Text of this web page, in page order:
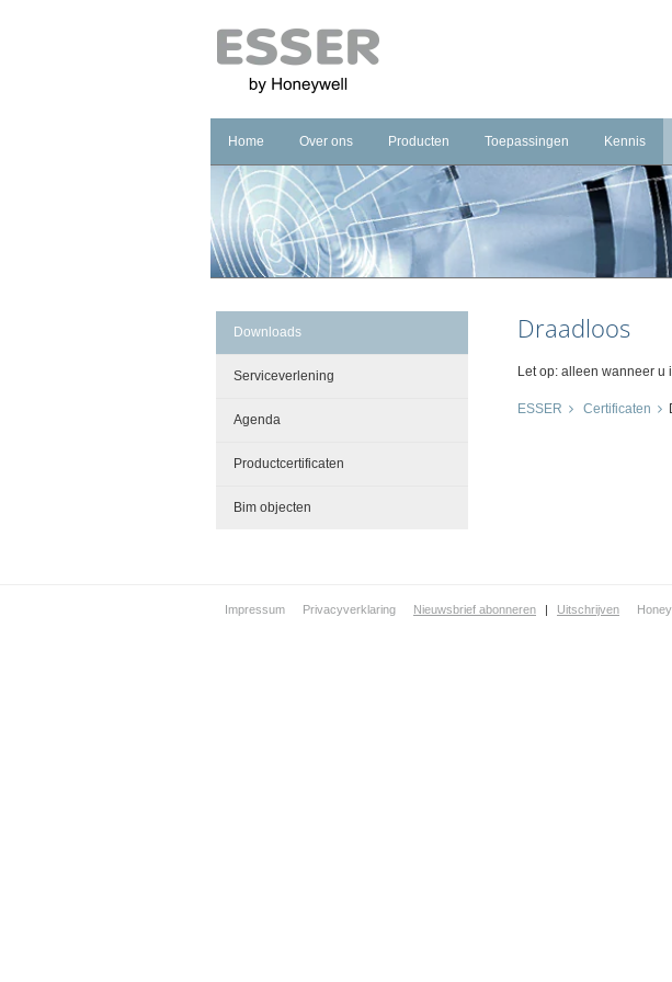
Home Over ons
Bedrijf
Merk
Kwaliteit
Producten
Branddetectie
Ontruimingsalarmering
Managementsystemen
Toepassingen
Infrastructuur
Industrie
Openbare gebouwen &
Kennis
Training
Downloads
Serviceverlening
Agenda
Productcertificaten
Bim objecten
Draadloos
Let op: alleen wanneer
ESSER Certificaten
Impressum Privacyverklaring Nieuwsbrief abonneren | Uitschrijven